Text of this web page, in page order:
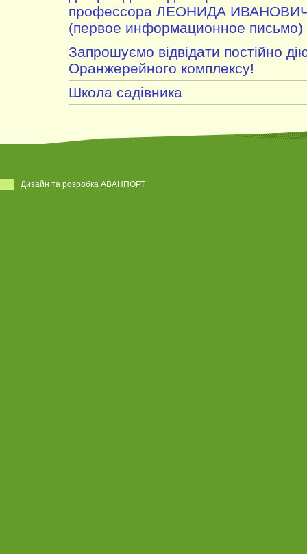
профессора ЛЕОНИДА
(первое информационное письмо)
Запрошуємо відвідати постійно
Оранжерейного комплексу!
Школа садівника
Дизайн та розробка АВАНПОРТ